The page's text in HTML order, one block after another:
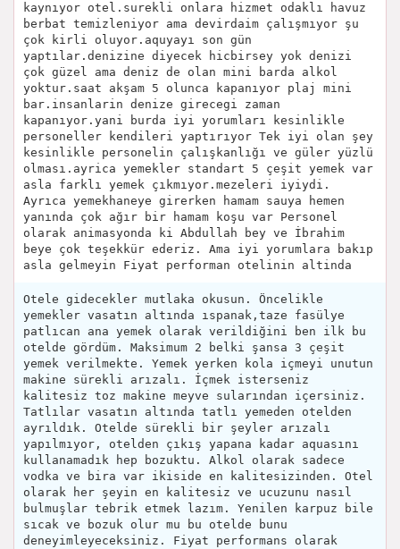
kaynıyor otel.surekli onlara hizmet odaklı havuz
berbat temizleniyor ama devirdaim çalışmıyor şu
çok kirli oluyor.aquyayı son gün
yaptılar.denizine diyecek hicbirsey yok denizi
çok güzel ama deniz de olan mini barda alkol
yoktur.saat akşam 5 olunca kapanıyor plaj mini
bar.insanlarin denize girecegi zaman
kapanıyor.yani burda iyi yorumları kesinlikle
personeller kendileri yaptırıyor Tek iyi olan şey
kesinlikle personelin çalışkanlığı ve güler yüzlü
olması.ayrica yemekler standart 5 çeşit yemek var
asla farklı yemek çıkmıyor.mezeleri iyiydi.
Ayrıca yemekhaneye girerken hamam sauya hemen
yanında çok ağır bir hamam koşu var Personel
olarak animasyonda ki Abdullah bey ve İbrahim
beye çok teşekkür ederiz. Ama iyi yorumlara bakıp
asla gelmeyin Fiyat performan otelinin altinda
Otele gidecekler mutlaka okusun. Öncelikle
yemekler vasatın altında ıspanak,taze fasülye
patlıcan ana yemek olarak verildiğini ben ilk bu
otelde gördüm. Maksimum 2 belki şansa 3 çeşit
yemek verilmekte. Yemek yerken kola içmeyi unutun
makine sürekli arızalı. İçmek isterseniz
kalitesiz toz makine meyve sularından içersiniz.
Tatlılar vasatın altında tatlı yemeden otelden
ayrıldık. Otelde sürekli bir şeyler arızalı
yapılmıyor, otelden çıkış yapana kadar aquasını
kullanamadık hep bozuktu. Alkol olarak sadece
vodka ve bira var ikiside en kalitesizinden. Otel
olarak her şeyin en kalitesiz ve ucuzunu nasıl
bulmuşlar tebrik etmek lazım. Yenilen karpuz bile
sıcak ve bozuk olur mu bu otelde bunu
deneyimleyeceksiniz. Fiyat performans olarak